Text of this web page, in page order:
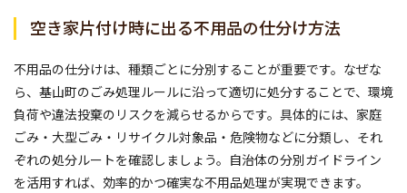
空き家片付け時に出る不用品の仕分け方法
不用品の仕分けは、種類ごとに分別することが重要です。なぜな
ら、基山町のごみ処理ルールに沿って適切に処分することで、環境
負荷や違法投棄のリスクを減らせるからです。具体的には、家庭
ごみ・大型ごみ・リサイクル対象品・危険物などに分類し、それ
ぞれの処分ルートを確認しましょう。自治体の分別ガイドライン
を活用すれば、効率的かつ確実な不用品処理が実現できます。